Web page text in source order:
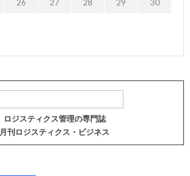
26 27 28 29 30
ロジスティクス管理の専門誌
月刊ロジスティクス・ビジネス